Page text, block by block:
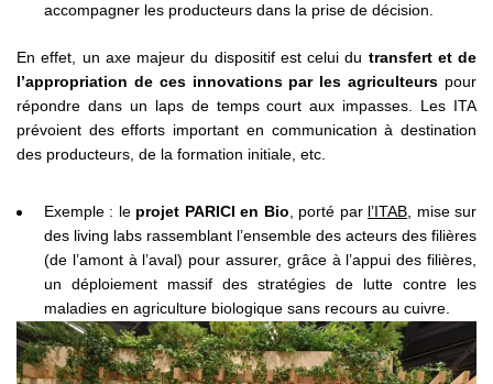
accompagner les producteurs dans la prise de décision.
En effet, un axe majeur du dispositif est celui du transfert et de
l’appropriation de ces innovations par les agriculteurs pour
répondre dans un laps de temps court aux impasses. Les ITA
prévoient des efforts important en communication à destination
des producteurs, de la formation initiale, etc.
Exemple : le projet PARICI en Bio , porté par l’ITAB , mise sur
des living labs rassemblant l’ensemble des acteurs des filières
(de l’amont à l’aval) pour assurer, grâce à l’appui des filières,
un déploiement massif des stratégies de lutte contre les
maladies en agriculture biologique sans recours au cuivre.